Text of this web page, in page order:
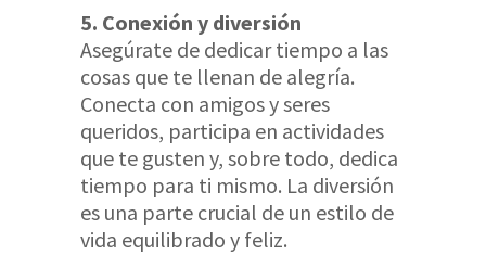
5. Conexión y diversión
Asegúrate de dedicar tiempo a las
cosas que te llenan de alegría.
Conecta con amigos y seres
queridos, participa en actividades
que te gusten y, sobre todo, dedica
tiempo para ti mismo. La diversión
es una parte crucial de un estilo de
vida equilibrado y feliz.